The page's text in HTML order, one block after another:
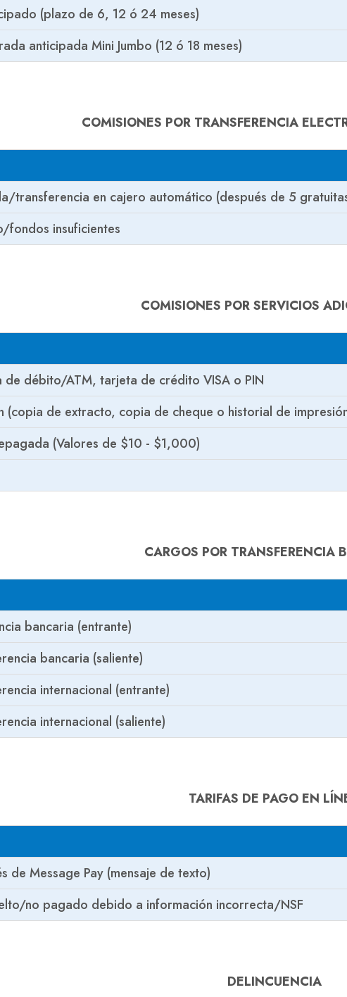
(plazo de 6, 12 ó 24 meses)
anticipada Mini Jumbo (12 ó 18 meses)
COMISIONES POR TRANSFERENCIA
transferencia en cajero automático (después de 5
insuficientes
COMISIONES POR SERVICIOS
de débito/ATM, tarjeta de crédito VISA o PIN
(copia de extracto, copia de cheque o historial de
(Valores de $10 - $1,000)
CARGOS POR TRANSFERENCIA
bancaria (entrante)
bancaria (saliente)
internacional (entrante)
internacional (saliente)
TARIFAS DE PAGO EN
de Message Pay (mensaje de texto)
no pagado debido a información incorrecta/NSF
DELINCUENCIA